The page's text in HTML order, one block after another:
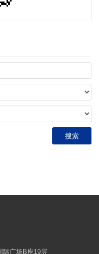
际广场B座19层